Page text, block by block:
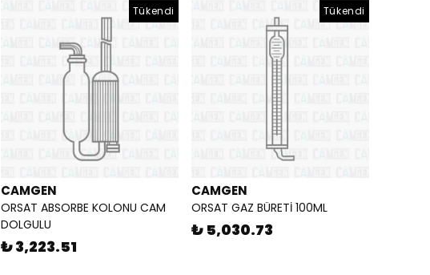
Tükendi
CAMGEN
ORSAT ABSORBE KOLONU CAM
DOLGULU
₺ 3,223.51
Tükendi
CAMGEN
ORSAT GAZ BÜRETİ 100ML
₺ 5,030.73